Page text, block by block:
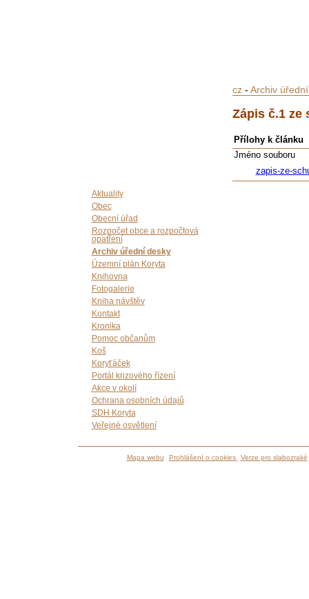
Aktuality
Obec
Obecní úřad
Rozpočet obce a rozpočtová
opatření
Archiv úřední desky
Územní plán Koryta
Knihovna
Fotogalerie
Kniha návštěv
Kontakt
Kronika
Pomoc občanům
Koš
Koryťáček
Portál krizového řízení
Akce v okolí
Ochrana osobních údajů
SDH Koryta
Veřejné osvětlení
cz- Archiv
Zápis č.1 ze
Přílohy k článku
Jméno souboru
zapis-ze-
Mapa webu Prohlášení o cookies Verze pro slabozraké